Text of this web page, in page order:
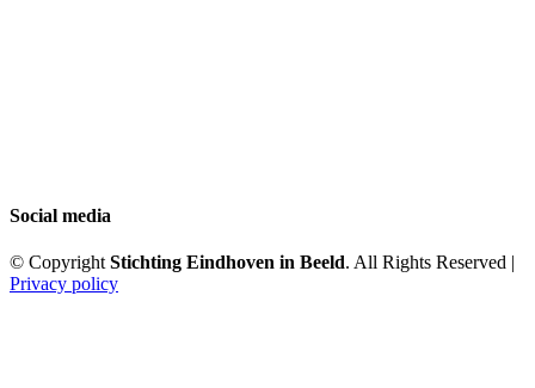
Social media
© CopyrightStichting Eindhoven in Beeld. All Rights Reserved |
Privacy policy